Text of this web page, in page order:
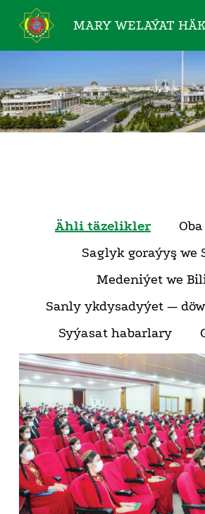
MARY WELAÝAT
Ähli täzelikler
Saglyk goraýyş we
Medeniýet we
Sanly ykdysadyýet —
Syýasat habarlary